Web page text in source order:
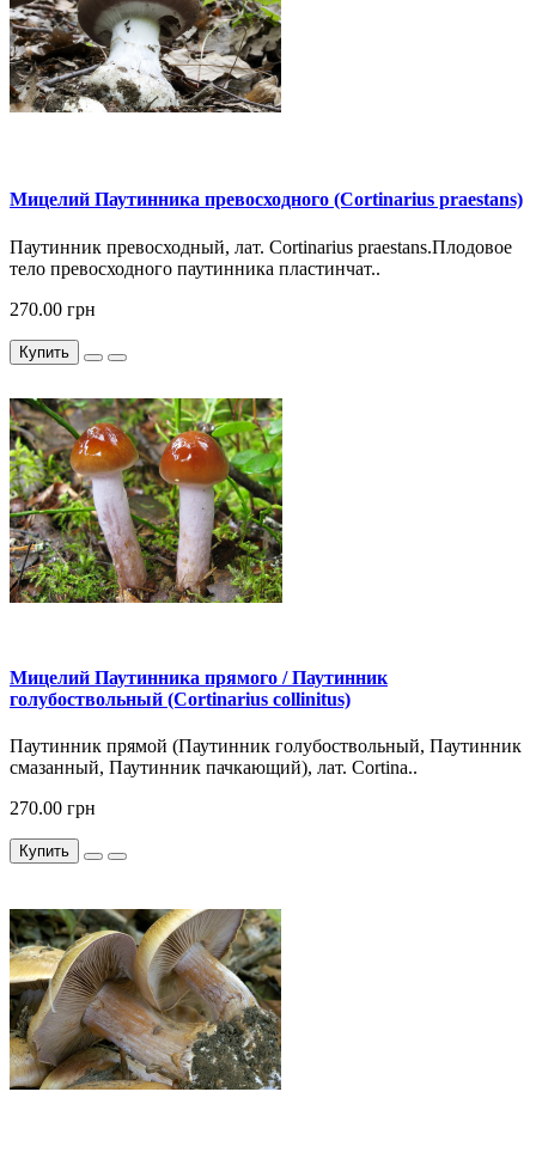
Мицелий Паутинника превосходного (Cortinarius praestans)
Паутинник превосходный, лат. Cortinarius praestans.Плодовое
тело превосходного паутинника пластинчат..
270.00 грн
Купить
Мицелий Паутинника прямого / Паутинник
голубоствольный (Cortinarius collinitus)
Паутинник прямой (Паутинник голубоствольный, Паутинник
смазанный, Паутинник пачкающий), лат. Cortina..
270.00 грн
Купить